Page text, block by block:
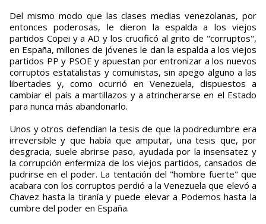
Del mismo modo que las clases medias venezolanas, por
entonces poderosas, le dieron la espalda a los viejos
partidos Copei y a AD y los crucificó al grito de "corruptos",
en España, millones de jóvenes le dan la espalda a los viejos
partidos PP y PSOE y apuestan por entronizar a los nuevos
corruptos estatalistas y comunistas, sin apego alguno a las
libertades y, como ocurrió en Venezuela, dispuestos a
cambiar el país a martillazos y a atrincherarse en el Estado
para nunca más abandonarlo.
Unos y otros defendían la tesis de que la podredumbre era
irreversible y que había que amputar, una tesis que, por
desgracia, suele abrirse paso, ayudada por la insensatez y
la corrupción enfermiza de los viejos partidos, cansados de
pudrirse en el poder. La tentación del "hombre fuerte" que
acabara con los corruptos perdió a la Venezuela que elevó a
Chavez hasta la tiranía y puede elevar a Podemos hasta la
cumbre del poder en España.